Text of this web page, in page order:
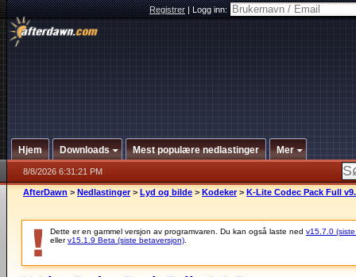
Registrer|Logg inn:
Hjem Downloads Mest populære nedlastinger Mer
8/8/2026 6:31:21 PM
AfterDawn > Nedlastinger > Lyd og bilde > Kodeker > K-Lite Codec Pack Full
Dette er en gammel versjon av programvaren. Du kan også laste ned v15.7.0
ellerv15.1.9 Beta (siste betaversjon)